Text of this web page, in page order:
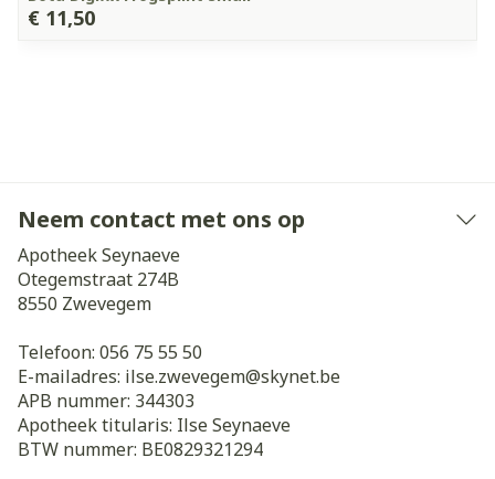
€ 11,50
Neem contact met ons op
Apotheek Seynaeve
Otegemstraat 274B
8550 Zwevegem
Telefoon: 056 75 55 50
E-mailadres: ilse.zwevegem@skynet.be
APB nummer: 344303
Apotheek titularis: Ilse Seynaeve
BTW nummer: BE0829321294